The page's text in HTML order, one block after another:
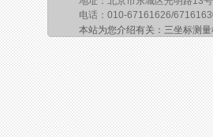
电话：010-67161626/
本站为您介绍有关：三坐标测